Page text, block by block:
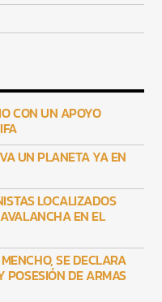
CON UN APOYO
UN PLANETA YA EN
LOCALIZADOS
EN EL
SE DECLARA
POSESIÓN DE ARMAS